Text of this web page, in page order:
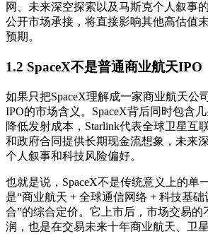
网、未来深空探索以及马斯克个人叙事
公开市场承接，将直接影响其他高估值
预期。
1.2 SpaceX不是普通商业航天IPO
如果只把SpaceX理解成一家商业航天公
IPO的市场含义。SpaceX背后同时包含
降低发射成本，Starlink代表全球卫星互
和政府合同提供长期现金流想象，未来
个人叙事和科技风险偏好。
也就是说，SpaceX不是传统意义上的单
是“商业航天 + 全球通信网络 + 科技基础
合”的综合定价。它上市后，市场交易的
润，也是在交易未来十年商业航天、卫